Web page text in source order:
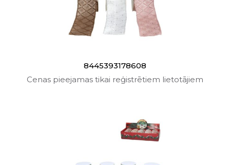
8445393178608
Cenas pieejamas tikai reģistrētiem lietotājiem